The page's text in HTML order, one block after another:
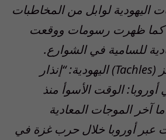
اليهودية لوابل من المخاطبات
كما ظهرت رسومات ووقعت
للسامية في الشوارع.
وعنونت مجلة تاكلز (Tachles) اليهودية: “إنذار
أوروبا: الوقت الأسوأ منذ
آخر الموجات المعادية
عبر أوروبا خلال حرب غزة في